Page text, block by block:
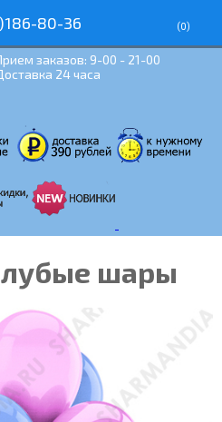
80-36 (0)
заказов: 9-00 - 21-00
24 часа
шары